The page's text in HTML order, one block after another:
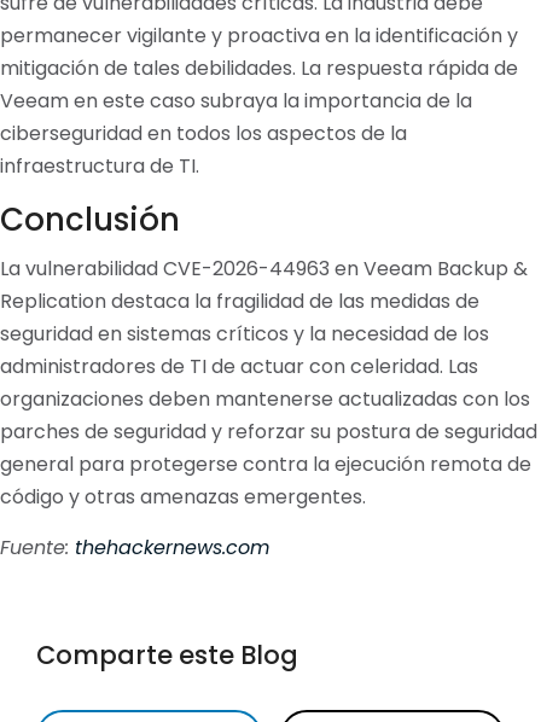
permanecer vigilante y proactiva en la identificación y
mitigación de tales debilidades. La respuesta rápida de
Veeam en este caso subraya la importancia de la
ciberseguridad en todos los aspectos de la
infraestructura de TI.
Conclusión
La vulnerabilidad CVE-2026-44963 en Veeam Backup &
Replication destaca la fragilidad de las medidas de
seguridad en sistemas críticos y la necesidad de los
administradores de TI de actuar con celeridad. Las
organizaciones deben mantenerse actualizadas con los
parches de seguridad y reforzar su postura de seguridad
general para protegerse contra la ejecución remota de
código y otras amenazas emergentes.
Fuente: thehackernews.com
Comparte este Blog